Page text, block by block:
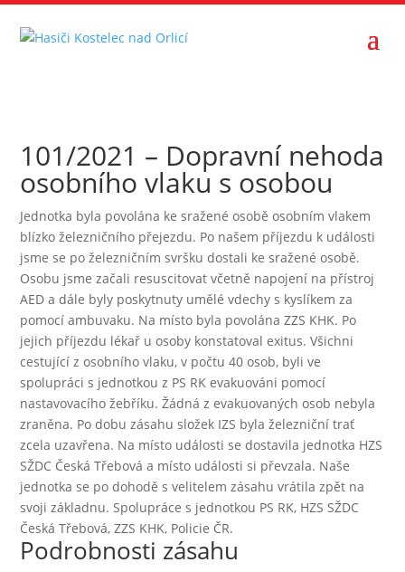
101/2021 – Dopravní nehoda
osobního vlaku s osobou
Jednotka byla povolána ke sražené osobě osobním vlakem
blízko železničního přejezdu. Po našem příjezdu k události
jsme se po železničním svršku dostali ke sražené osobě.
Osobu jsme začali resuscitovat včetně napojení na přístroj
AED a dále byly poskytnuty umělé vdechy s kyslíkem za
pomocí ambuvaku. Na místo byla povolána ZZS KHK. Po
jejich příjezdu lékař u osoby konstatoval exitus. Všichni
cestující z osobního vlaku, v počtu 40 osob, byli ve
spolupráci s jednotkou z PS RK evakuováni pomocí
nastavovacího žebříku. Žádná z evakuovaných osob nebyla
zraněna. Po dobu zásahu složek IZS byla železniční trať
zcela uzavřena. Na místo události se dostavila jednotka HZS
SŽDC Česká Třebová a místo události si převzala. Naše
jednotka se po dohodě s velitelem zásahu vrátila zpět na
svoji základnu. Spolupráce s jednotkou PS RK, HZS SŽDC
Česká Třebová, ZZS KHK, Policie ČR.
Podrobnosti zásahu